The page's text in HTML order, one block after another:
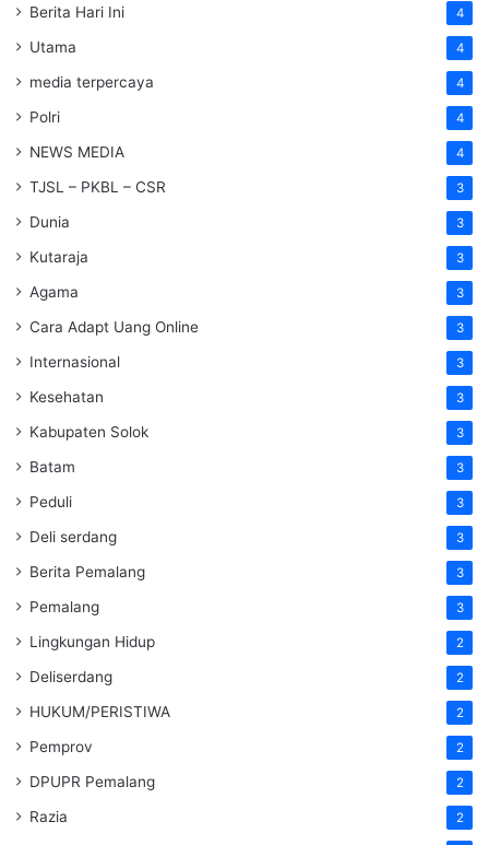
Berita Hari Ini 4
Utama 4
media terpercaya 4
Polri 4
NEWS MEDIA 4
TJSL – PKBL – CSR 3
Dunia 3
Kutaraja 3
Agama 3
Cara Adapt Uang Online 3
Internasional 3
Kesehatan 3
Kabupaten Solok 3
Batam 3
Peduli 3
Deli serdang 3
Berita Pemalang 3
Pemalang 3
Lingkungan Hidup 2
Deliserdang 2
HUKUM/PERISTIWA 2
Pemprov 2
DPUPR Pemalang 2
Razia 2